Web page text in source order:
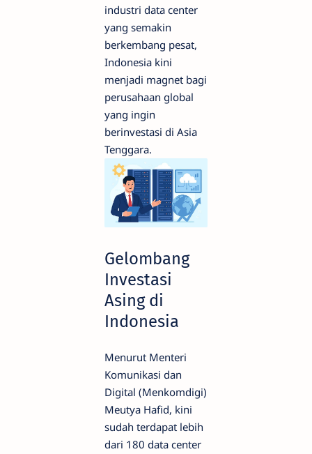
industri data center
yang semakin
berkembang pesat,
Indonesia kini
menjadi magnet bagi
perusahaan global
yang ingin
berinvestasi di Asia
Tenggara.
Gelombang
Investasi
Asing di
Indonesia
Menurut Menteri
Komunikasi dan
Digital (Menkomdigi)
Meutya Hafid, kini
sudah terdapat lebih
dari 180 data center